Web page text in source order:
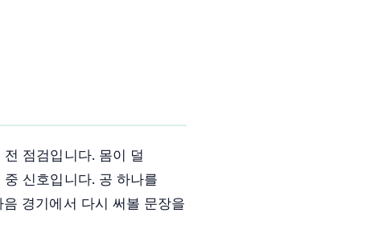
점검입니다. 몸이 덜
신호입니다. 공 하나를
경기에서 다시 써볼 문장을